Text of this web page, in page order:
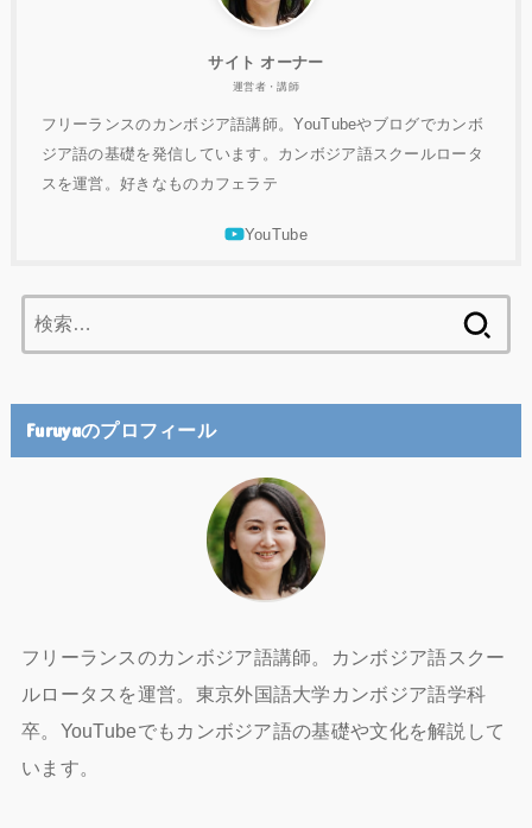
サイト オーナー
運営者・講師
フリーランスのカンボジア語講師。YouTubeやブログでカンボ
ジア語の基礎を発信しています。カンボジア語スクールロータ
スを運営。好きなものカフェラテ
索:
Furuyaのプロフィール
フリーランスのカンボジア語講師。カンボジア語スクー
ルロータスを運営。東京外国語大学カンボジア語学科
卒。YouTubeでもカンボジア語の基礎や文化を解説して
います。